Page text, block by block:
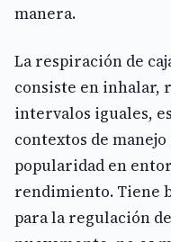
manera.
La respiración de
consiste en inhalar,
intervalos iguales,
contextos de
popularidad en
rendimiento. Tiene
para la regulación